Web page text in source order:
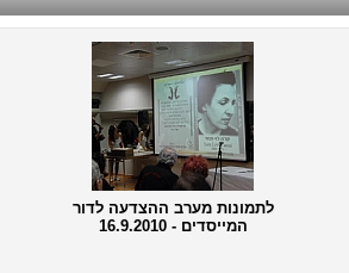
לתמונות מערב ההצדעה לדור
המייסדים - 16.9.2010